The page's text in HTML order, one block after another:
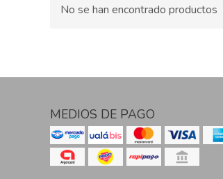
No se han encontrado productos
MEDIOS DE PAGO